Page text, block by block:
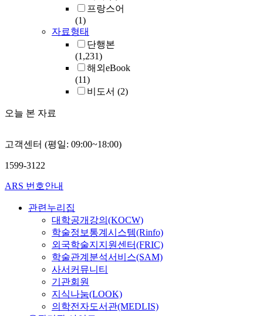
프랑스어
(1)
자료형태
단행본
(1,231)
해외eBook
(11)
비도서 (2)
오늘 본 자료
고객센터 (평일: 09:00~18:00)
1599-3122
ARS 번호안내
관련누리집
대학공개강의(KOCW)
학술정보통계시스템(Rinfo)
외국학술지지원센터(FRIC)
학술관계분석서비스(SAM)
사서커뮤니티
기관회원
지식나눔(LOOK)
의학전자도서관(MEDLIS)